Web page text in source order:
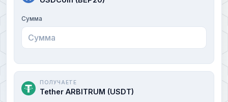
Сумма
ПОЛУЧАЕТЕ
Tether ARBITRUM (USDT)